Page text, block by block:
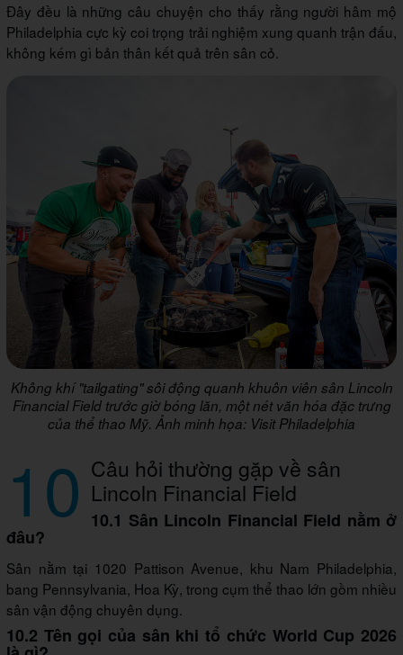
Đây đều là những câu chuyện cho thấy rằng người hâm mộ
Philadelphia cực kỳ coi trọng trải nghiệm xung quanh trận đấu,
không kém gì bản thân kết quả trên sân cỏ.
Không khí "tailgating" sôi động quanh khuôn viên sân Lincoln
Financial Field trước giờ bóng lăn, một nét văn hóa đặc trưng
của thể thao Mỹ. Ảnh minh họa: Visit Philadelphia
10 Câu hỏi thường gặp về sân
Lincoln Financial Field
10.1 Sân Lincoln Financial Field nằm ở
đâu?
Sân nằm tại 1020 Pattison Avenue, khu Nam Philadelphia,
bang Pennsylvania, Hoa Kỳ, trong cụm thể thao lớn gồm nhiều
sân vận động chuyên dụng.
10.2 Tên gọi của sân khi tổ chức World Cup 2026